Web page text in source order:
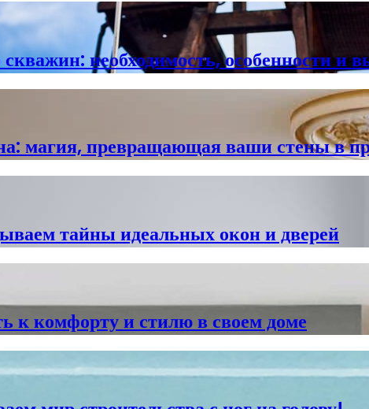
необходимость, особенности и
магия, превращающая ваши стены в
тайны идеальных окон и дверей
к комфорту и стилю в своем доме